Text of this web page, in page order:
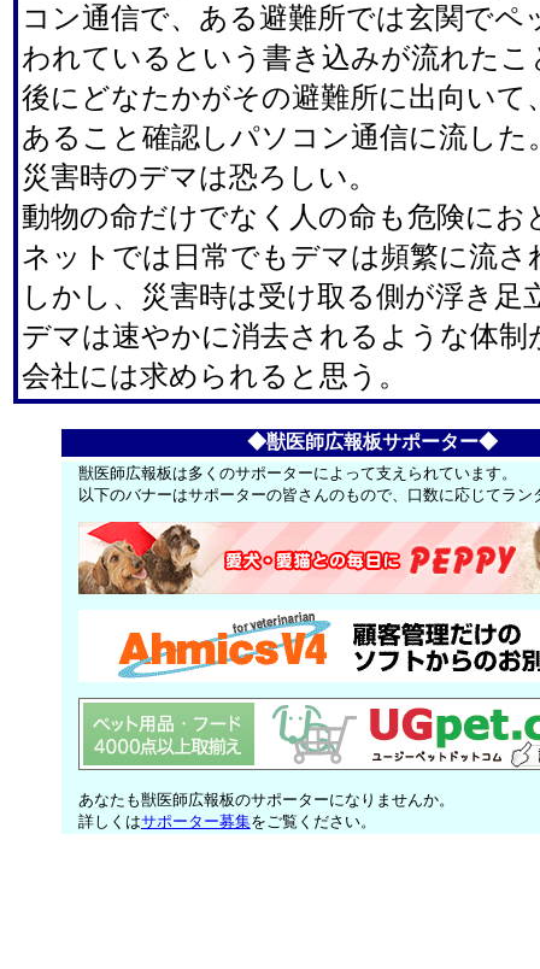
コン通信で、ある避難所では玄関でペ
われているという書き込みが流れたこ
後にどなたかがその避難所に出向いて
あること確認しパソコン通信に流した
災害時のデマは恐ろしい。
動物の命だけでなく人の命も危険にお
ネットでは日常でもデマは頻繁に流さ
しかし、災害時は受け取る側が浮き足
デマは速やかに消去されるような体制
会社には求められると思う。
◆獣医師広報板サポーター◆
獣医師広報板は多くのサポーターによって支えられています。
以下のバナーはサポーターの皆さんのもので、口数に応じてラ
あなたも獣医師広報板のサポーターになりませんか。
詳しくはサポーター募集をご覧ください。